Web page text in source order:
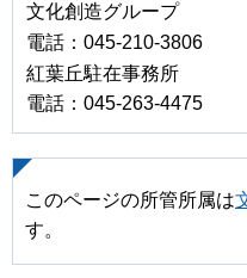
文化創造グループ
電話：045-210-3806
紅葉丘駐在事務所
電話：045-263-4475
このページの所管所属は
す。